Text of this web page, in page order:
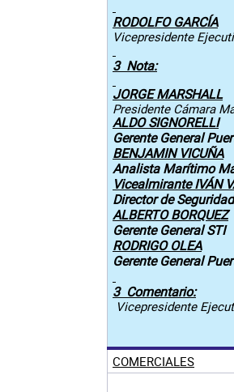
RODOLFO GARCÍA
Vicepresidente
3 Nota:
JORGE MARSHALL
Presidente Cámara
ALDO SIGNORELLI
Gerente General
BENJAMIN VICUÑA
Analista Marítimo
Vicealmirante IVÁN
Director de
ALBERTO BORQUEZ
Gerente General STI
RODRIGO OLEA
Gerente General
3 Comentario:
Vicepresidente
COMERCIALES